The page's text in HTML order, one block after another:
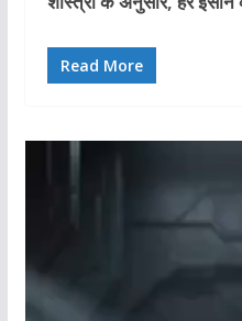
Read More